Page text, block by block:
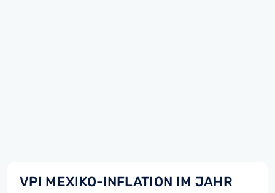
VPI MEXIKO-INFLATION IM JAHR